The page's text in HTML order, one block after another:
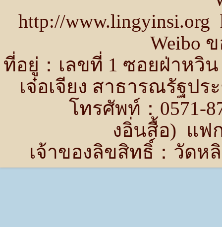
http://
Weibo
ที่อยู่：เลขที่ 1 ซอยฝ่าห
เจ๋อเจียง สาธารณรัฐป
โทรศัพท์：0571-
งอิ่นสื้อ) แฟก
เจ้าของลิขสิทธิ์：วัดห